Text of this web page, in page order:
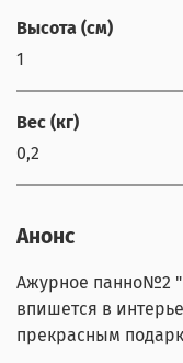
Высота (см)
1
Вес (кг)
0,2
Анонс
Ажурное панно№2 "
впишется в
прекрасным